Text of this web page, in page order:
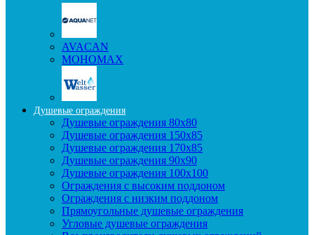
AVACAN
МОНОМАХ
Душевые ограждения
Душевые ограждения 80x80
Душевые ограждения 150x85
Душевые ограждения 170x85
Душевые ограждения 90x90
Душевые ограждения 100x100
Ограждения с высоким поддоном
Ограждения с низким поддоном
Прямоугольные душевые ограждения
Угловые душевые ограждения